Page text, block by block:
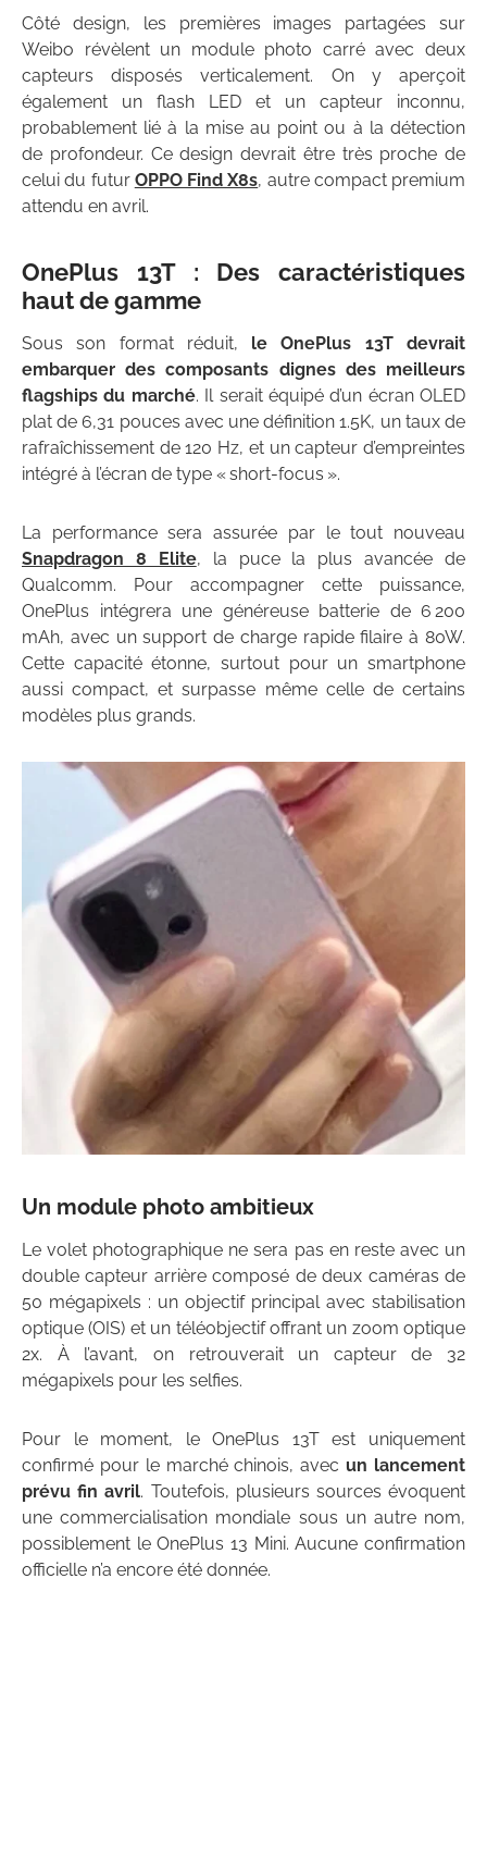
Côté design, les premières images partagées sur
Weibo révèlent un module photo carré avec deux
capteurs disposés verticalement. On y aperçoit
également un flash LED et un capteur inconnu,
probablement lié à la mise au point ou à la détection
de profondeur. Ce design devrait être très proche de
celui du futur OPPO Find X8s, autre compact premium
attendu en avril.
OnePlus 13T : Des caractéristiques
haut de gamme
Sous son format réduit, le OnePlus 13T devrait
embarquer des composants dignes des meilleurs
flagships du marché. Il serait équipé d’un écran OLED
plat de 6,31 pouces avec une définition 1.5K, un taux de
rafraîchissement de 120 Hz, et un capteur d’empreintes
intégré à l’écran de type « short-focus ».
La performance sera assurée par le tout nouveau
Snapdragon 8 Elite, la puce la plus avancée de
Qualcomm. Pour accompagner cette puissance,
OnePlus intégrera une généreuse batterie de 6 200
mAh, avec un support de charge rapide filaire à 80W.
Cette capacité étonne, surtout pour un smartphone
aussi compact, et surpasse même celle de certains
modèles plus grands.
Un module photo ambitieux
Le volet photographique ne sera pas en reste avec un
double capteur arrière composé de deux caméras de
50 mégapixels : un objectif principal avec stabilisation
optique (OIS) et un téléobjectif offrant un zoom optique
2x. À l’avant, on retrouverait un capteur de 32
mégapixels pour les selfies.
Pour le moment, le OnePlus 13T est uniquement
confirmé pour le marché chinois, avec un lancement
prévu fin avril. Toutefois, plusieurs sources évoquent
une commercialisation mondiale sous un autre nom,
possiblement le OnePlus 13 Mini. Aucune confirmation
officielle n’a encore été donnée.